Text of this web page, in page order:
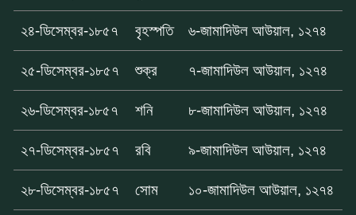
২৪-ডিসেম্বর-১৮৫৭ বৃহস্পতি ৬-জামাদিউল আউয়াল, ১২৭৪
২৫-ডিসেম্বর-১৮৫৭ শুক্র ৭-জামাদিউল আউয়াল, ১২৭৪
২৬-ডিসেম্বর-১৮৫৭ শনি ৮-জামাদিউল আউয়াল, ১২৭৪
২৭-ডিসেম্বর-১৮৫৭ রবি ৯-জামাদিউল আউয়াল, ১২৭৪
২৮-ডিসেম্বর-১৮৫৭ সোম ১০-জামাদিউল আউয়াল, ১২৭৪